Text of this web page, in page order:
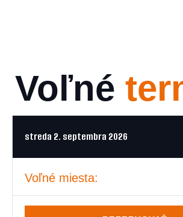
Voľné
streda 2. septembra 2026
Voľné miesta: